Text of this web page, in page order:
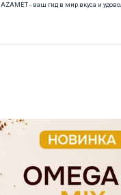
AZAMET - ваш гид в мир вкуса и